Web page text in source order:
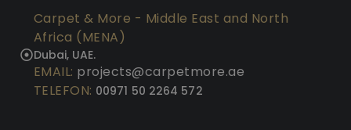
Carpet & More - Middle East and North
Africa (MENA)
Dubai, UAE.
EMAIL: projects@carpetmore.ae
TELEFON: 00971 50 2264 572